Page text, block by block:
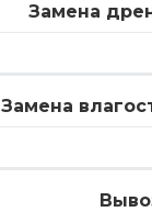
Замена
Замена